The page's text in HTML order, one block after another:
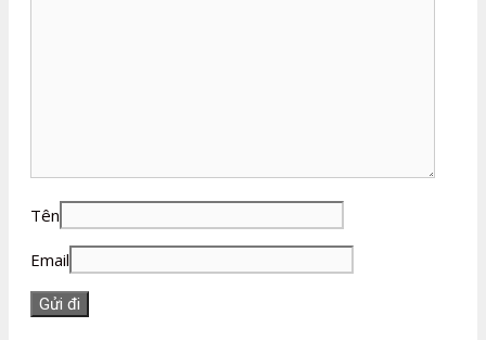
Tên
Email